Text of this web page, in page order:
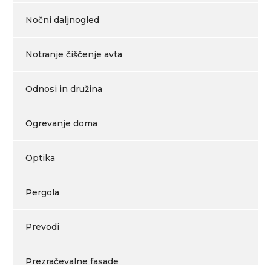
Nočni daljnogled
Notranje čiščenje avta
Odnosi in družina
Ogrevanje doma
Optika
Pergola
Prevodi
Prezračevalne fasade